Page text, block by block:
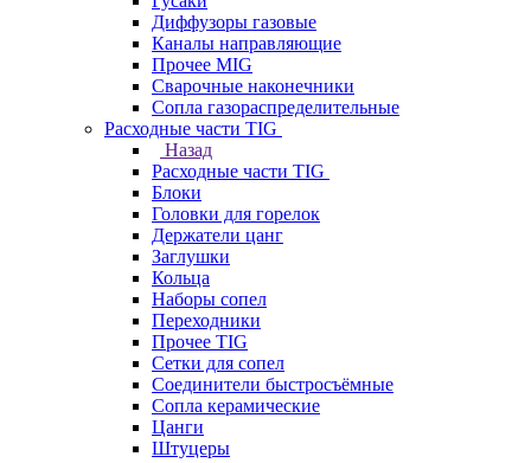
Диффузоры газовые
Каналы направляющие
Прочее MIG
Сварочные наконечники
Сопла газораспределительные
Расходные части TIG
Назад
Расходные части TIG
Блоки
Головки для горелок
Держатели цанг
Заглушки
Кольца
Наборы сопел
Переходники
Прочее TIG
Сетки для сопел
Соединители быстросъёмные
Сопла керамические
Цанги
Штуцеры